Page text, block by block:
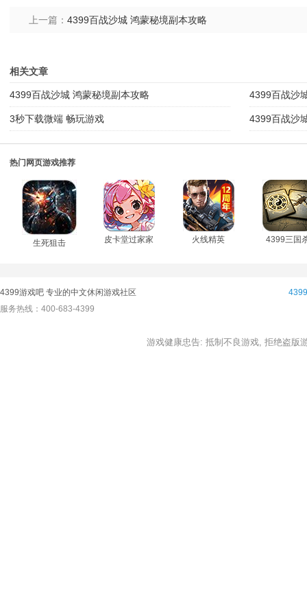
上一篇： 4399百战沙城 鸿蒙秘境副本攻略
相关文章
4399百战沙城 鸿蒙秘境副本攻略 4399百战沙
3秒下载微端 畅玩游戏 4399百战沙
热门网页游戏推荐
生死狙击 皮卡堂过家家 火线精英 4399三国
4399游戏吧 专业的中文休闲游戏社区
服务热线：400-683-4399
游戏健康忠告: 抵制不良游戏, 拒绝盗版